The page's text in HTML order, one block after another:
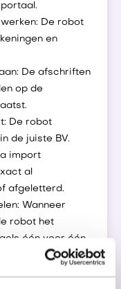
De robot
en
De afschriften
op de
De robot
de juiste BV.
import
al
afgeletterd.
Wanneer
robot het
één voor één